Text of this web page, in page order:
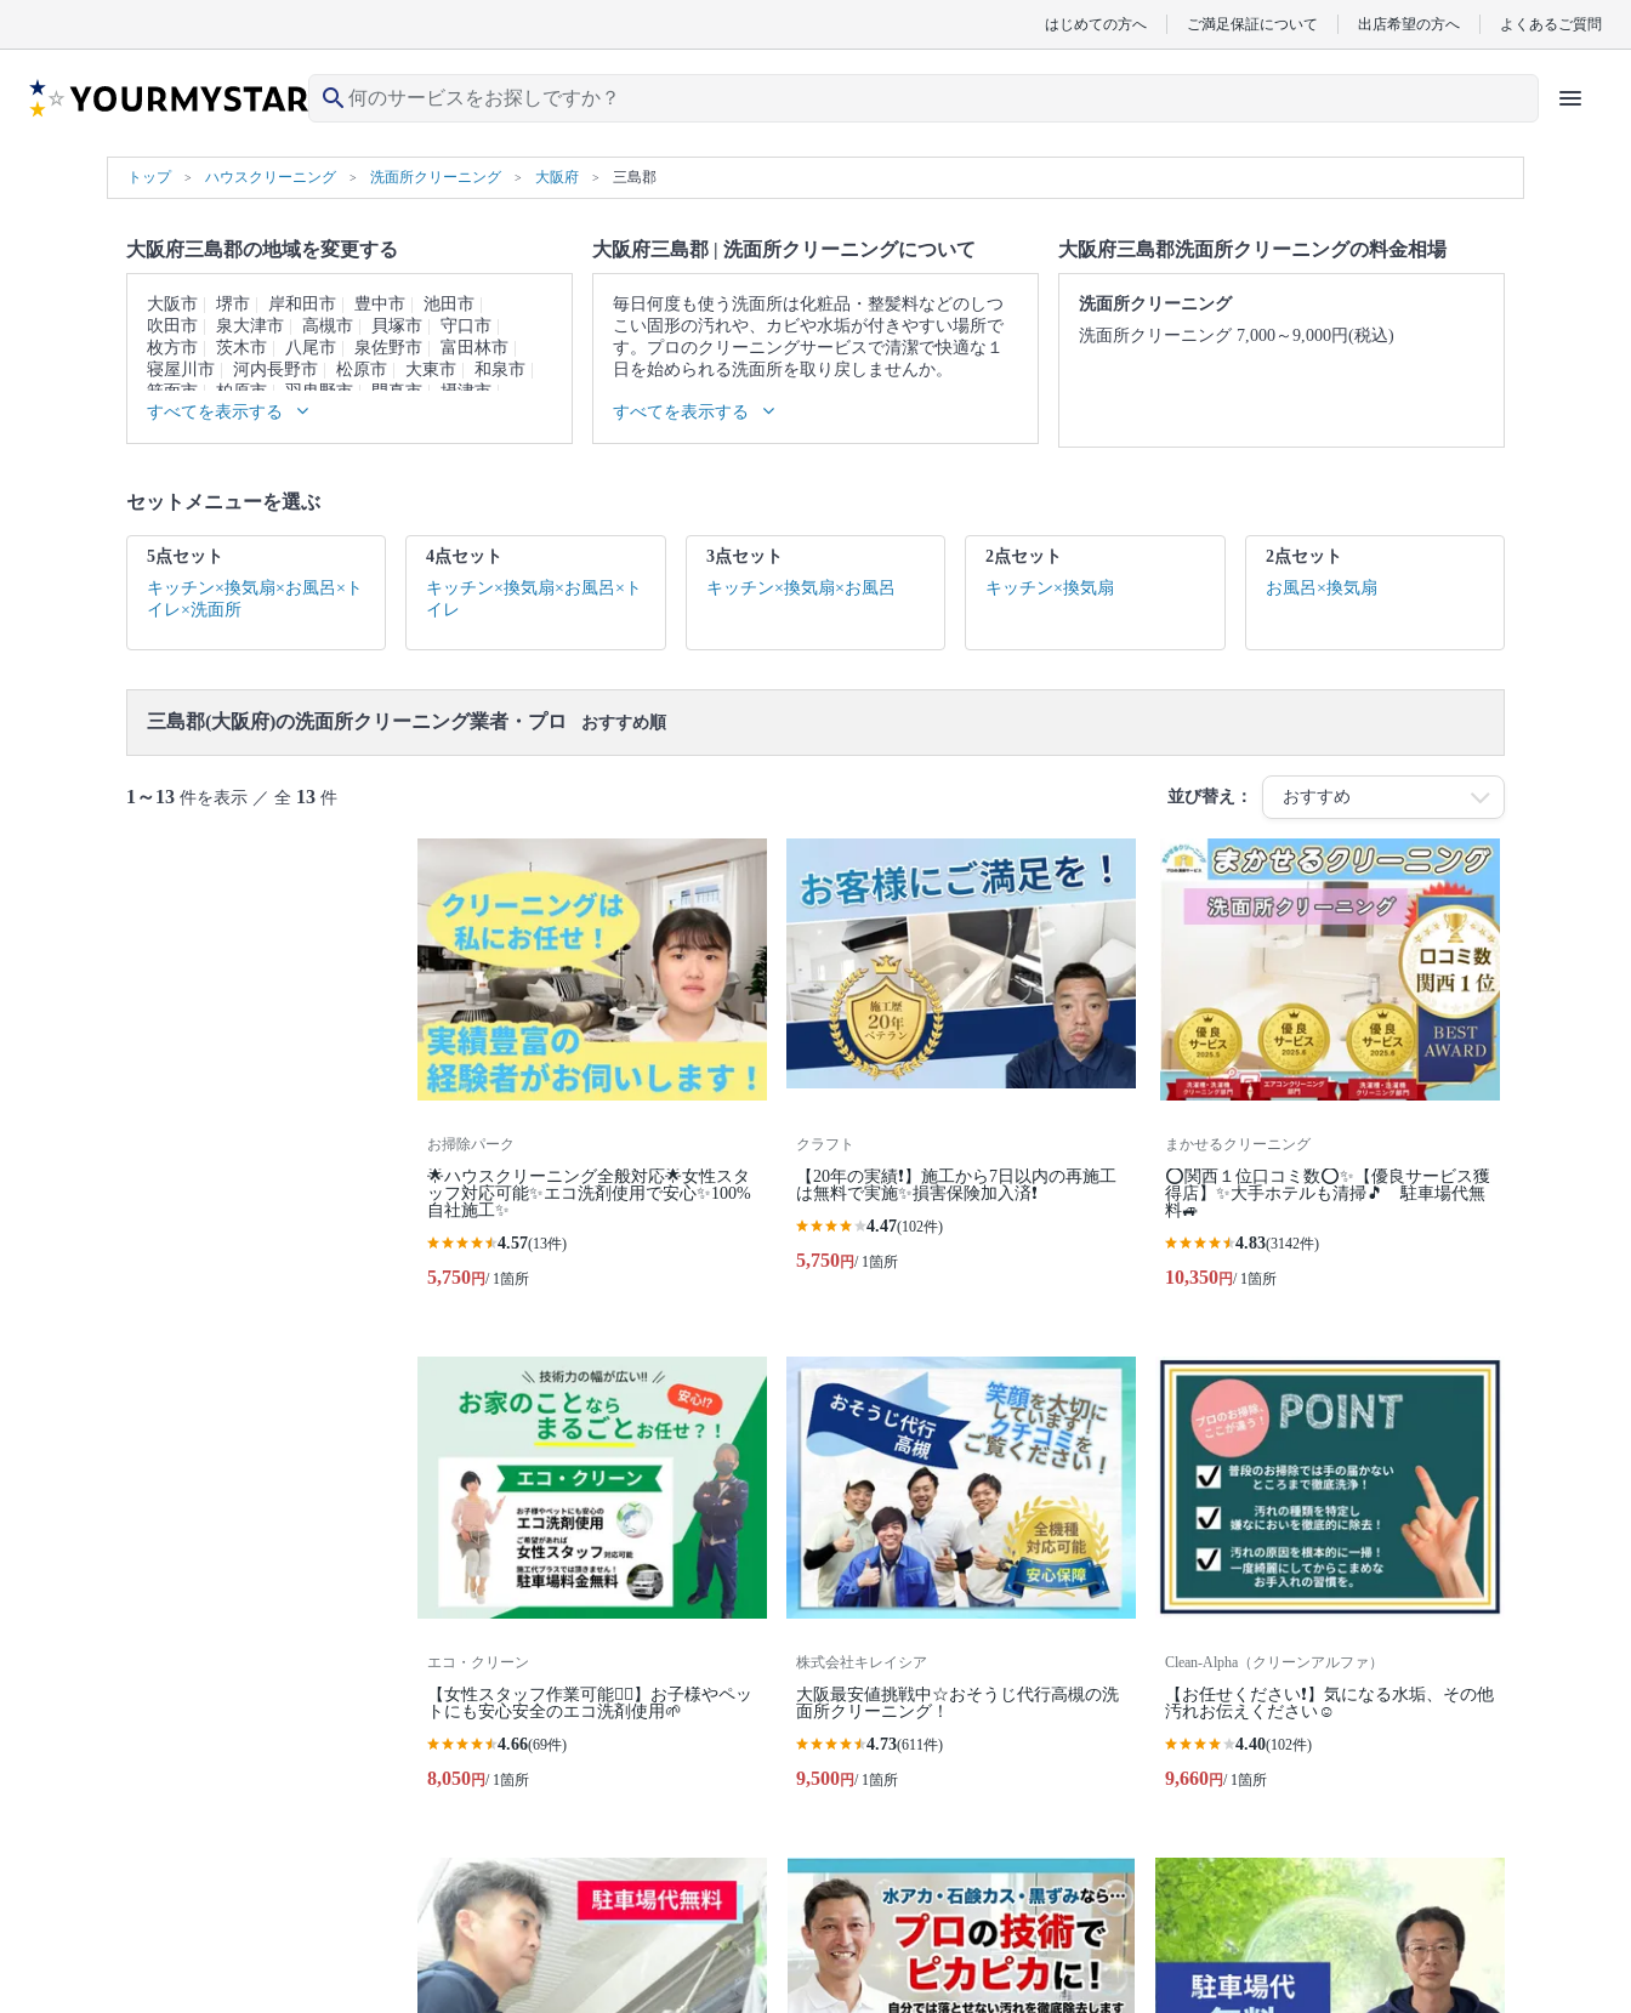
はじめての方へ ご満足保証について 出店希望の方へ よくあるご質問
search menu
トップ ハウスクリーニング 洗面所クリーニング 大阪府 三島郡
大阪府三島郡の地域を変更する
大阪市 堺市 岸和田市 豊中市
池田市
吹田市
泉大津市 高槻市 貝塚市
守口市
枚方市
茨木市 八尾市 泉佐野市
富田林市
寝屋川市
河内長野市 松原市 大東市
和泉市
箕面市
柏原市 羽曳野市 門真市
摂津市
高石市
藤井寺市 東大阪市
すべてを表示する
大阪府三島郡 | 洗面所クリーニングについて
毎日何度も使う洗面所は化粧品・整髪料などのしつ
こい固形の汚れや、カビや水垢が付きやすい場所で
す。プロのクリーニングサービスで清潔で快適な１
日を始められる洗面所を取り戻しませんか。
▼表示価格に含まれる洗面所クリーニングの作業範
囲
すべてを表示する
大阪府三島郡洗面所クリーニングの料金相場
洗面所クリーニング
洗面所クリーニング 7,000～9,000円(税込)
セットメニューを選ぶ
5点セット
キッチン×換気扇×お風呂×ト
イレ×洗面所
4点セット
キッチン×換気扇×お風呂×ト
イレ
3点セット
キッチン×換気扇×お風呂
2点セット
キッチン×換気扇
2点セット
お風呂×換気扇
三島郡(大阪府)の洗面所クリーニング業者・プロ おすすめ順
1～13 件を表示 ／ 全 13 件 並び替え：
お掃除パーク
🌟ハウスクリーニング全般対応🌟女性スタ
ッフ対応可能✨エコ洗剤使用で安心✨100%
自社施工✨
4.57(13件)
5,750円/ 1箇所
クラフト
【20年の実績❗️】施工から7日以内の再施工
は無料で実施✨損害保険加入済❗️
4.47(102件)
5,750円/ 1箇所
まかせるクリーニング
⭕関西１位口コミ数⭕✨【優良サービス獲
得店】✨大手ホテルも清掃🎵 駐車場代無
料🚙
4.83(3142件)
10,350円/ 1箇所
エコ・クリーン
【女性スタッフ作業可能🙆‍♀️】お子様やペッ
トにも安心安全のエコ洗剤使用🌱
4.66(69件)
8,050円/ 1箇所
株式会社キレイシア
大阪最安値挑戦中☆おそうじ代行高槻の洗
面所クリーニング！
4.73(611件)
9,500円/ 1箇所
Clean-Alpha（クリーンアルファ）
【お任せください❗️】気になる水垢、その他
汚れお伝えください☺
4.40(102件)
9,660円/ 1箇所